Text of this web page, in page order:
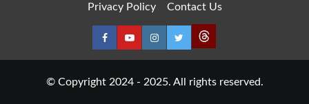
Privacy Policy
Contact Us
© Copyright 2024 - 2025. All rights reserved.